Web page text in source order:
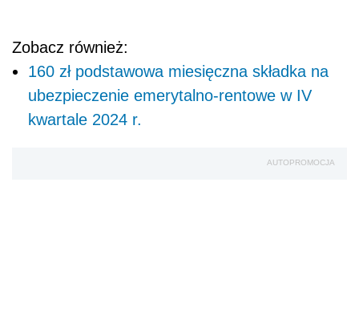
Zobacz również:
160 zł podstawowa miesięczna składka na
ubezpieczenie emerytalno-rentowe w IV
kwartale 2024 r.
AUTOPROMOCJA